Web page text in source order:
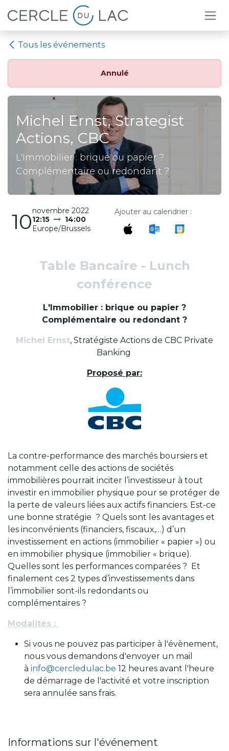
Se rendre au contenu
Tous les événements
Annulé
Michel Ernst, Strategist
Actions, CBC
L'Immobilier : brique ou papier ?
Complémentaire ou redondant ?
10novembre 2022
12:15
14:00
Europe/Brussels
Ajouter au calendrier :
Table Bancaire - Lunch
conférence
L'Immobilier : brique ou papier ?
Complémentaire ou redondant ?
Michel Ernst, Stratégiste Actions de CBC Private
Banking
Proposé par:
La contre-performance des marchés boursiers et
notamment celle des actions de sociétés
immobilières pourrait inciter l’investisseur à tout
investir en immobilier physique pour se protéger de
la perte de valeurs liées aux actifs financiers. Est-ce
une bonne stratégie ? Quels sont les avantages et
les inconvénients (financiers, fiscaux,…) d’un
investissement en actions (immobilier « papier ») ou
en immobilier physique (immobilier « brique).
Quelles sont les performances comparées ? Et
finalement ces 2 types d’investissements dans
l’immobilier sont-ils redondants ou
complémentaires ?
Modalités :
Si vous ne pouvez pas participer à l'évènement,
nous vous demandons d'envoyer un mail
à info@cercledulac.be 12 heures avant l'heure
de démarrage de l'activité et votre inscription
sera annulée sans frais.
Informations sur l'événement